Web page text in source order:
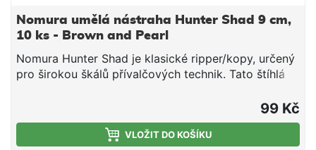
Nomura umělá nástraha Hunter Shad 9 cm,
10 ks - Brown and Pearl
Nomura Hunter Shad je klasické ripper/kopy, určený
pro širokou škálů přívalčových technik. Tato štíhlá
tenkého ocásku je extrémně pohyblivá a vydává
agresivní vibrace i při velmi pomalém tažení. Díky a
měkkému ale zároveň tuhému a odolnému materiálu
99 Kč
VLOŽIT DO KOŠÍKU